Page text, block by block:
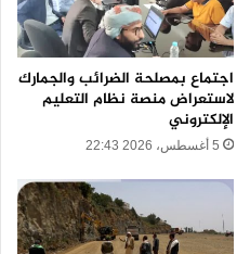
اجتماع بمصلحة الضرائب والجمارك
لاستعراض منصة نظام التعليم
الإلكتروني
5 أغسطس، 2026 22:43